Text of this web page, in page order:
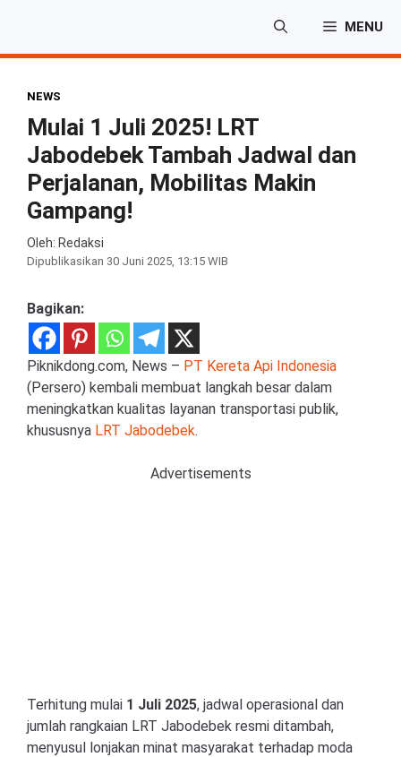
isi
MENU
NEWS
Mulai 1 Juli 2025! LRT
Jabodebek Tambah Jadwal dan
Perjalanan, Mobilitas Makin
Gampang!
Oleh: Redaksi
Dipublikasikan 30 Juni 2025, 13:15 WIB
Bagikan:
Piknikdong.com, News – PT Kereta Api Indonesia
(Persero) kembali membuat langkah besar dalam
meningkatkan kualitas layanan transportasi publik,
khususnya LRT Jabodebek.
Advertisements
Terhitung mulai 1 Juli 2025, jadwal operasional dan
jumlah rangkaian LRT Jabodebek resmi ditambah,
menyusul lonjakan minat masyarakat terhadap moda